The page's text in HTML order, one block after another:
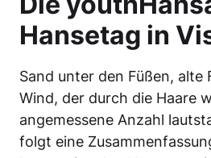
Hansetag in
Sand unter den Füßen, alte
Wind, der durch die Haare
angemessene Anzahl
folgt eine